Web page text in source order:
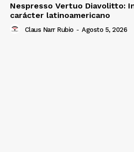
Nespresso Vertuo Diavolitto:
carácter latinoamericano
Claus Narr Rubio - Agosto 5, 2026